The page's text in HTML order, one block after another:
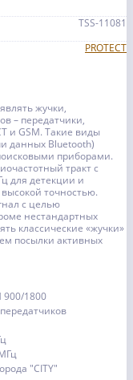
TSS-11081
PROTECT
жучки,
– передатчики,
и GSM. Такие виды
данных Bluetooth)
приборами.
тракт с
для детекции и
точностью.
с целью
нестандартных
классические «жучки»
посылки активных
900/1800
"CITY"